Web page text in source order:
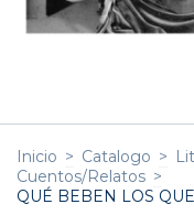
Inicio > Catalogo >
Cuentos/Relatos >
QUÉ BEBEN LOS